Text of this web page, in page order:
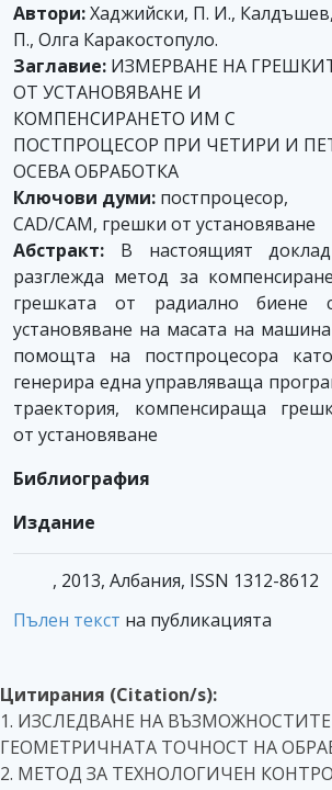
Автори:Хаджийски, П. И.,
П., Олга Каракостопуло.
Заглавие: ИЗМЕРВАНЕ НА
ОТ УСТАНОВЯВАНЕ И
КОМПЕНСИРАНЕТО ИМ С
ПОСТПРОЦЕСОР ПРИ ЧЕТИРИ И
ОСЕВА ОБРАБОТКА
Ключови думи: постпроцесор,
CAD/CAM, грешки от установяване
Абстракт: В настоящият
разглежда метод за
грешката от радиално биене
установяване на масата на
помощта на постпроцесора
генерира една управляваща
траектория, компенсираща
от установяване
Библиография
Издание
, 2013, Албания, ISSN 1312-8612
Пълен текст на публикацията
Цитирания (Citation/s):
1. ИЗСЛЕДВАНЕ НА
ГЕОМЕТРИЧНАТА ТОЧНОСТ НА
2. МЕТОД ЗА ТЕХНОЛОГИЧЕН